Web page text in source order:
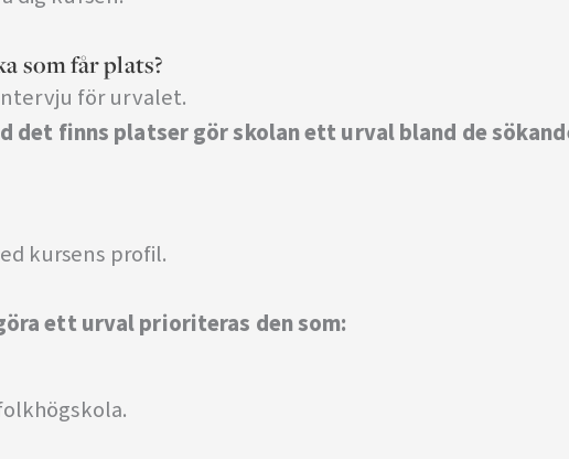
som får plats?
för urvalet.
det finns platser gör skolan ett urval bland de
kursens profil.
ett urval prioriteras den som: